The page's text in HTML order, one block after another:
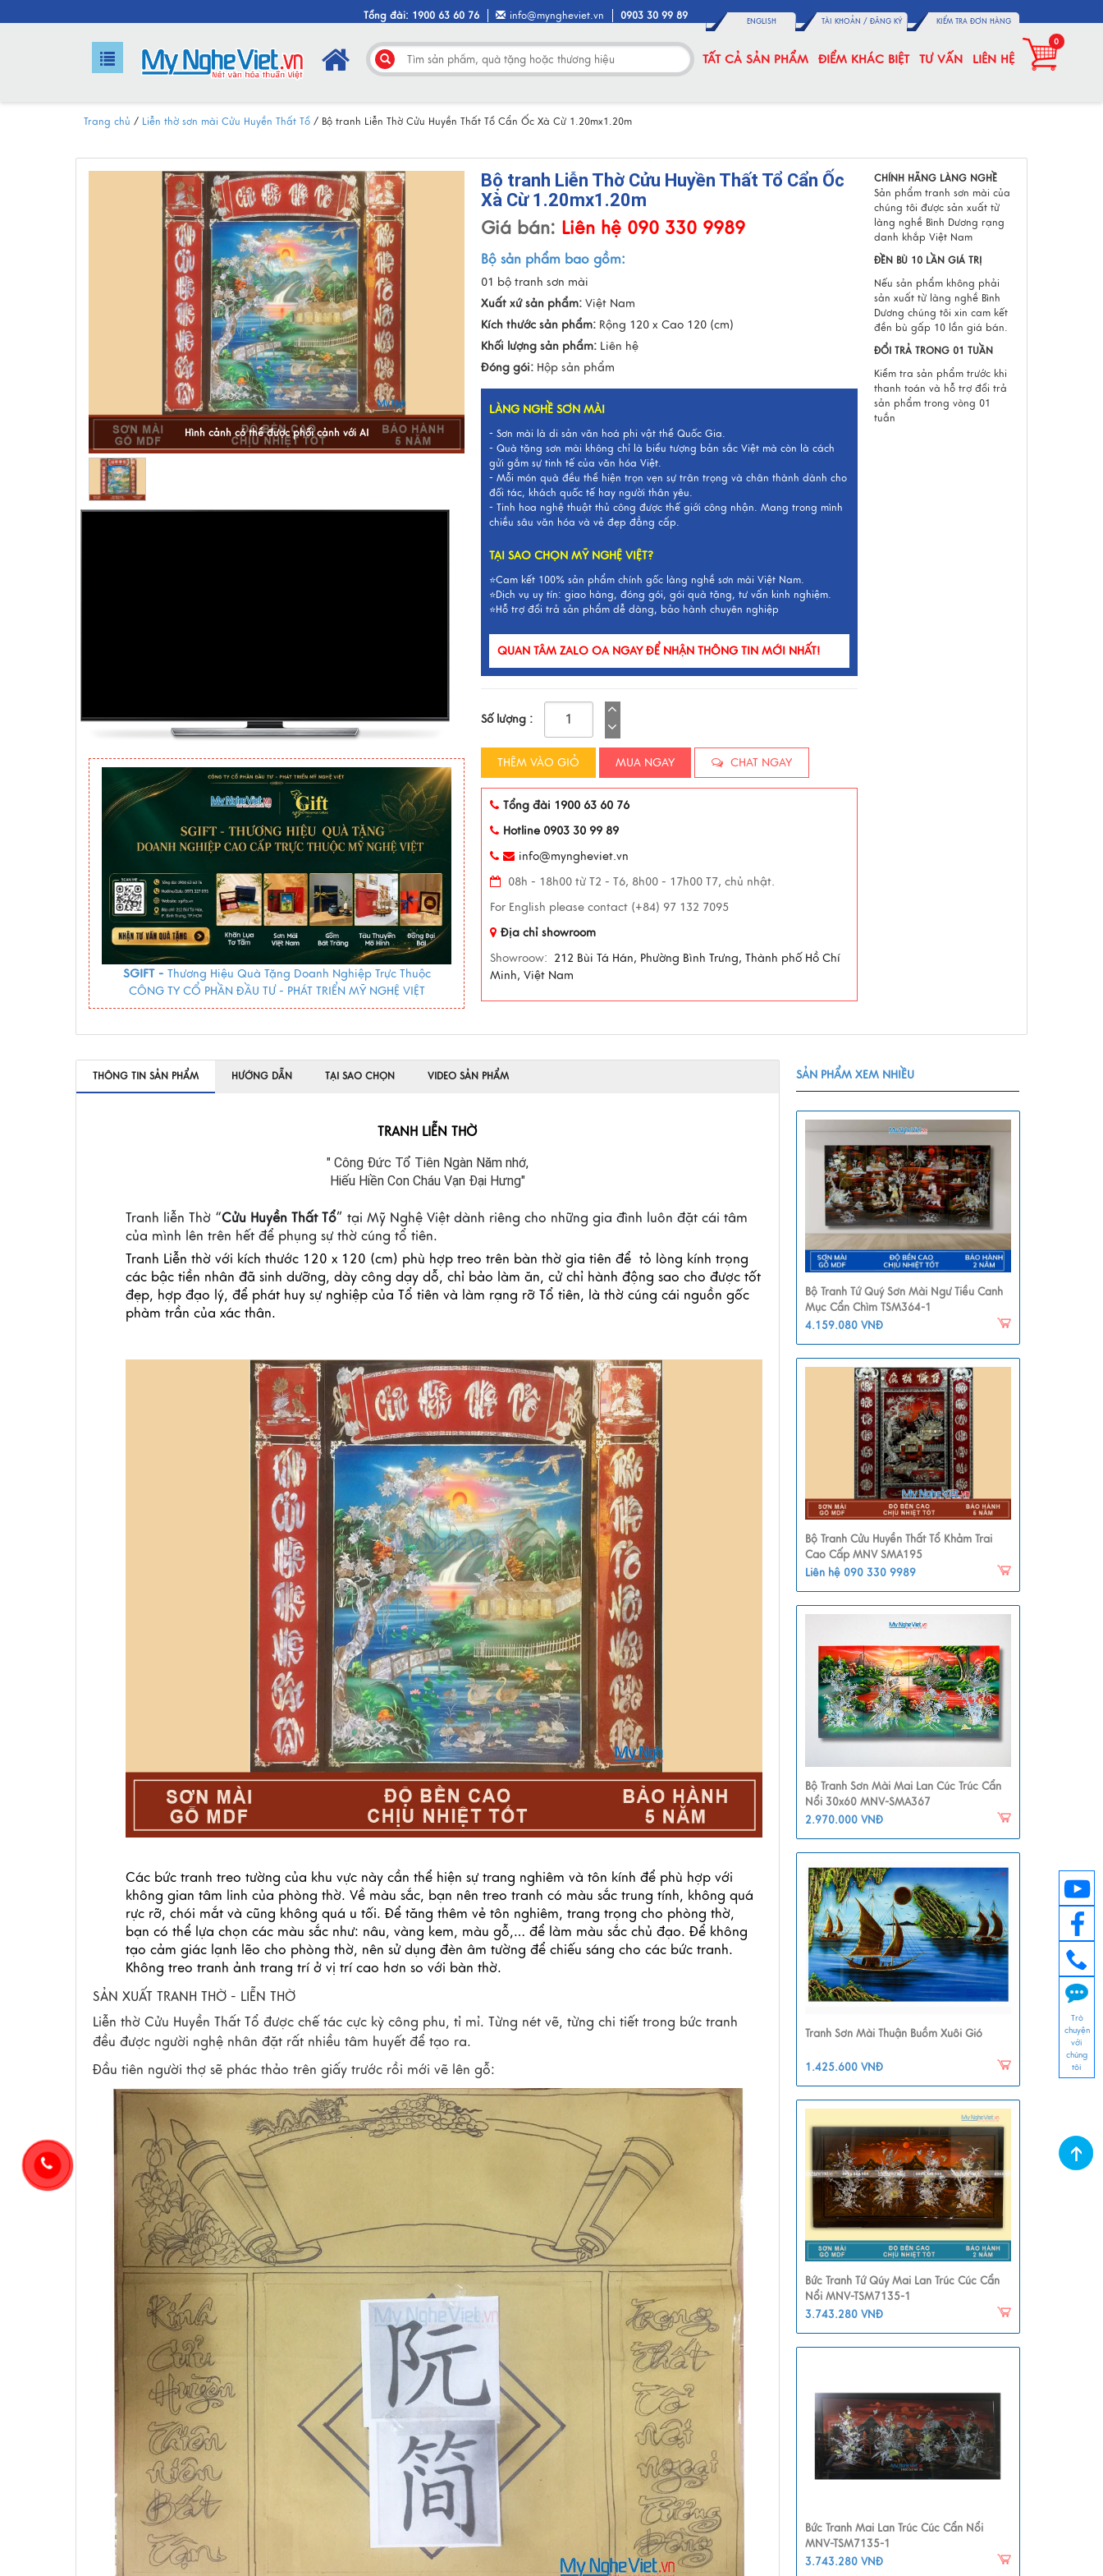
Tổng đài: 1900 63 60 76 info@myngheviet.vn 0903 30 99 89 ENGLISH TÀI KHOẢN / ĐĂNG KÝ KIỂM TRA ĐƠN HÀNG
TẤT CẢ SẢN PHẨM ĐIỂM KHÁC BIỆT TƯ VẤN LIÊN HỆ
0
Trang chủ / Liễn thờ sơn mài Cửu Huyền Thất Tổ / Bộ tranh Liễn Thờ Cửu Huyền Thất Tổ Cẩn Ốc Xà Cừ 1.20mx1.20m
Hình cảnh có thể được phối cảnh với AI
SGIFT - Thương Hiệu Quà Tặng Doanh Nghiệp Trực Thuộc
CÔNG TY CỔ PHẦN ĐẦU TƯ - PHÁT TRIỂN MỸ NGHỆ VIỆT
Bộ tranh Liễn Thờ Cửu Huyền Thất Tổ Cẩn Ốc
Xà Cừ 1.20mx1.20m
Giá bán: Liên hệ 090 330 9989
Bộ sản phẩm bao gồm:
01 bộ tranh sơn mài
Xuất xứ sản phẩm: Việt Nam
Kích thước sản phẩm: Rộng 120 x Cao 120 (cm)
Khối lượng sản phẩm: Liên hệ
Đóng gói: Hộp sản phẩm
LÀNG NGHỀ SƠN MÀI
- Sơn mài là di sản văn hoá phi vật thể Quốc Gia.
- Quà tặng sơn mài không chỉ là biểu tượng bản sắc Việt mà còn là cách
gửi gắm sự tinh tế của văn hóa Việt.
- Mỗi món quà đều thể hiện trọn vẹn sự trân trọng và chân thành dành cho
đối tác, khách quốc tế hay người thân yêu.
- Tinh hoa nghệ thuật thủ công được thế giới công nhận. Mang trong mình
chiều sâu văn hóa và vẻ đẹp đẳng cấp.
TẠI SAO CHỌN MỸ NGHỆ VIỆT?
⭐Cam kết 100% sản phẩm chính gốc làng nghề sơn mài Việt Nam.
⭐Dịch vụ uy tín: giao hàng, đóng gói, gói quà tặng, tư vấn kinh nghiệm.
⭐Hỗ trợ đổi trả sản phẩm dễ dàng, bảo hành chuyên nghiệp
QUAN TÂM ZALO OA NGAY ĐỂ NHẬN THÔNG TIN MỚI NHẤT!
Số lượng :
THÊM VÀO GIỎ MUA NGAY CHAT NGAY
Tổng đài 1900 63 60 76
Hotline 0903 30 99 89
info@myngheviet.vn
08h - 18h00 từ T2 - T6, 8h00 - 17h00 T7, chủ nhật.
For English please contact (+84) 97 132 7095
Địa chỉ showroom
Showroow: 212 Bùi Tá Hán, Phường Bình Trưng, Thành phố Hồ Chí
Minh, Việt Nam
CHÍNH HÃNG LÀNG NGHỀ
Sản phẩm tranh sơn mài của
chúng tôi được sản xuất từ
làng nghề Bình Dương rạng
danh khắp Việt Nam
ĐỀN BÙ 10 LẦN GIÁ TRỊ
Nếu sản phẩm không phải
sản xuất từ làng nghề Bình
Dương chúng tôi xin cam kết
đền bù gấp 10 lần giá bán.
ĐỔI TRẢ TRONG 01 TUẦN
Kiểm tra sản phẩm trước khi
thanh toán và hỗ trợ đổi trả
sản phẩm trong vòng 01
tuần
THÔNG TIN SẢN PHẨM HƯỚNG DẪN TẠI SAO CHỌN VIDEO SẢN PHẨM
TRANH LIỄN THỜ
" Công Đức Tổ Tiên Ngàn Năm nhớ,
Hiếu Hiền Con Cháu Vạn Đại Hưng"
Tranh liễn Thờ “Cửu Huyền Thất Tổ” tại Mỹ Nghệ Việt dành riêng cho những gia đình luôn đặt cái tâm
của mình lên trên hết để phụng sự thờ cúng tổ tiên.
Tranh Liễn thờ với kích thước 120 x 120 (cm) phù hợp treo trên bàn thờ gia tiên để tỏ lòng kính trọng
các bậc tiền nhân đã sinh dưỡng, dày công dạy dỗ, chỉ bảo làm ăn, cử chỉ hành động sao cho được tốt
đẹp, hợp đạo lý, để phát huy sự nghiệp của Tổ tiên và làm rạng rỡ Tổ tiên, là thờ cúng cái nguồn gốc
phàm trần của xác thân.
Các bức tranh treo tường của khu vực này cần thể hiện sự trang nghiêm và tôn kính để phù hợp với
không gian tâm linh của phòng thờ. Về màu sắc, bạn nên treo tranh có màu sắc trung tính, không quá
rực rỡ, chói mắt và cũng không quá u tối. Để tăng thêm vẻ tôn nghiêm, trang trọng cho phòng thờ,
bạn có thể lựa chọn các màu sắc như: nâu, vàng kem, màu gỗ,… để làm màu sắc chủ đạo. Để không
tạo cảm giác lạnh lẽo cho phòng thờ, nên sử dụng đèn âm tường để chiếu sáng cho các bức tranh.
Không treo tranh ảnh trang trí ở vị trí cao hơn so với bàn thờ.
SẢN XUẤT TRANH THỜ - LIỄN THỜ
Liễn thờ Cửu Huyền Thất Tổ được chế tác cực kỳ công phu, tỉ mỉ. Từng nét vẽ, từng chi tiết trong bức tranh
đều được người nghệ nhân đặt rất nhiều tâm huyết để tạo ra.
Đầu tiên người thợ sẽ phác thảo trên giấy trước rồi mới vẽ lên gỗ:
SẢN PHẨM XEM NHIỀU
Bộ Tranh Tứ Quý Sơn Mài Ngư Tiều Canh
Mục Cẩn Chìm TSM364-1
4.159.080 VNĐ
Bộ Tranh Cửu Huyền Thất Tổ Khảm Trai
Cao Cấp MNV SMA195
Liên hệ 090 330 9989
Bộ Tranh Sơn Mài Mai Lan Cúc Trúc Cẩn
Nổi 30x60 MNV-SMA367
2.970.000 VNĐ
Tranh Sơn Mài Thuận Buồm Xuôi Gió
1.425.600 VNĐ
Bức Tranh Tứ Qúy Mai Lan Trúc Cúc Cẩn
Nổi MNV-TSM7135-1
3.743.280 VNĐ
Bức Tranh Mai Lan Trúc Cúc Cẩn Nổi
MNV-TSM7135-1
3.743.280 VNĐ
Trò
chuyện
với
chúng
tôi